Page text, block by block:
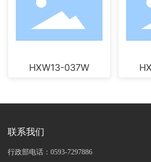
HXW13-037W
联系我们
行政部电话： 0593-7297886